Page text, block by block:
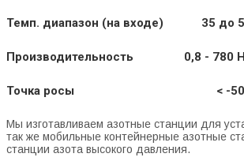
Темп. диапазон (на входе) 35 до
Производительность 0,8 - 780
Точка росы < -50
Мы изготавливаем азотные станции для
так же мобильные контейнерные азотные
станции азота высокого давления.